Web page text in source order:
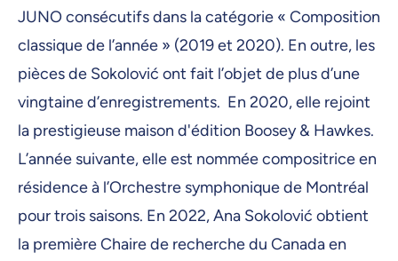
JUNO consécutifs dans la catégorie « Composition
classique de l’année » (2019 et 2020). En outre, les
pièces de Sokolović ont fait l’objet de plus d’une
vingtaine d’enregistrements. En 2020, elle rejoint
la prestigieuse maison d'édition Boosey & Hawkes.
L’année suivante, elle est nommée compositrice en
résidence à l’Orchestre symphonique de Montréal
pour trois saisons. En 2022, Ana Sokolović obtient
la première Chaire de recherche du Canada en